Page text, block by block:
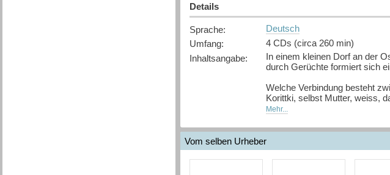
Details
Sprache:
Deutsch
Umfang:
4 CDs (circa 260 min)
Inhaltsangabe:
In einem kleinen Dorf an der
durch Gerüchte formiert sich
Welche Verbindung besteht
Korittki, selbst Mutter, weiss,
[Quelle: Buchhaus.ch, bearbeitet
Mehr...
Vom selben Urheber